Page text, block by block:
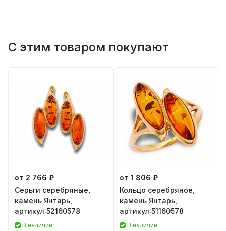
С этим товаром покупают
от 2 766 ₽
Серьги серебряные,
камень Янтарь,
артикул:52160578
В наличии
от 1 806 ₽
Кольцо серебряное,
камень Янтарь,
артикул:51160578
В наличии